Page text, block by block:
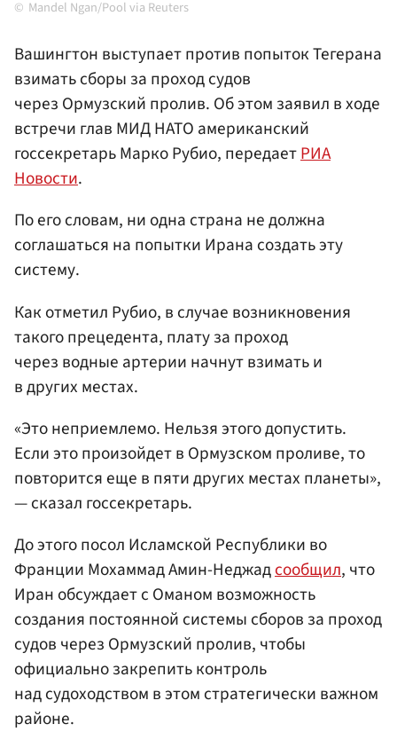
Mandel Ngan/Pool via Reuters
Вашингтон выступает против попыток Тегерана
взимать сборы за проход судов
через Ормузский пролив. Об этом заявил в ходе
встречи глав МИД НАТО американский
госсекретарь Марко Рубио, передаетРИА
Новости.
По его словам, ни одна страна не должна
соглашаться на попытки Ирана создать эту
систему.
Как отметил Рубио, в случае возникновения
такого прецедента, плату за проход
через водные артерии начнут взимать и
в других местах.
«Это неприемлемо. Нельзя этого допустить.
Если это произойдет в Ормузском проливе, то
повторится еще в пяти других местах планеты»,
— сказал госсекретарь.
До этого посол Исламской Республики во
Франции Мохаммад Амин-Неджадсообщил, что
Иран обсуждает с Оманом возможность
создания постоянной системы сборов за проход
судов через Ормузский пролив, чтобы
официально закрепить контроль
над судоходством в этом стратегически важном
районе.